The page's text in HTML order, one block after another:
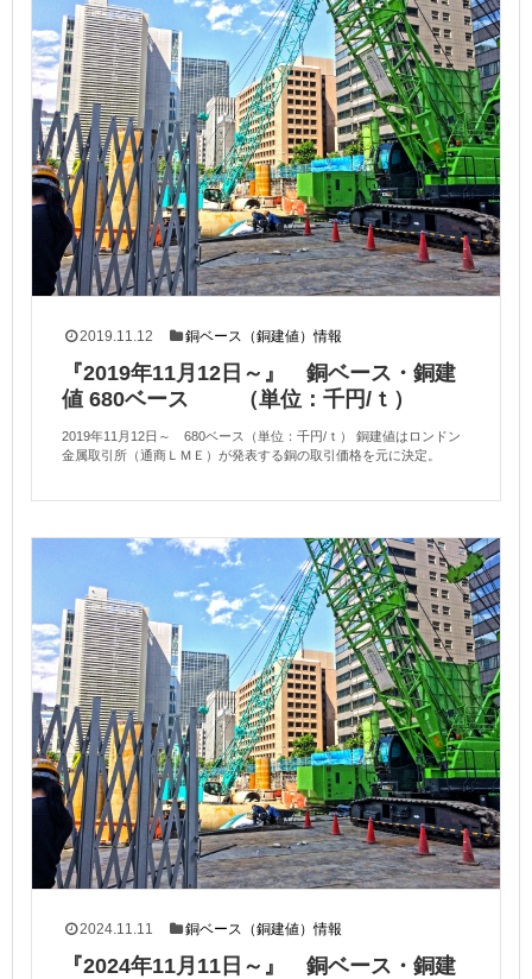
2019.11.12 銅ベース（銅建値）情報
『2019年11月12日～』 銅ベース・銅建
値 680ベース （単位：千円/ｔ）
2019年11月12日～ 680ベース（単位：千円/ｔ） 銅建値はロンドン
金属取引所（通商ＬＭＥ）が発表する銅の取引価格を元に決定。
2024.11.11 銅ベース（銅建値）情報
『2024年11月11日～』 銅ベース・銅建